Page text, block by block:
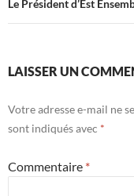
Le Président d’Est
LAISSER UN
Votre adresse e-mail ne
sont indiqués avec *
Commentaire *